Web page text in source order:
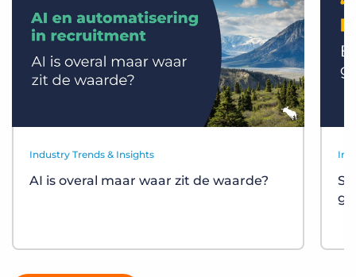
Industry Trends & Insights
AI is overal maar waar zit de waarde?